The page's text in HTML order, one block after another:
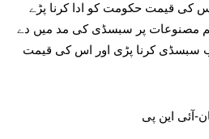
اس کی قیمت حکومت کو ادا کرنا پڑے
پیٹرولیم مصنوعات پر سبسڈی کی مد میں دے
سبسڈی کرنا پڑی اور اس کی قیمت
آئی این پی